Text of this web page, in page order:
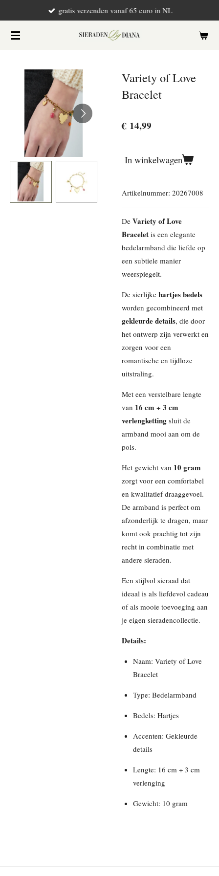
naar
gratis verzenden vanaf 65 euro in NL
Variety of Love
Bracelet
€ 14,99
In winkelwagen
Artikelnummer: 20267008
De Variety of Love
Bracelet is een elegante
bedelarmband die liefde op
een subtiele manier
weerspiegelt.
De sierlijke hartjes bedels
worden gecombineerd met
gekleurde details, die door
het ontwerp zijn verwerkt en
zorgen voor een
romantische en tijdloze
uitstraling.
Met een verstelbare lengte
van 16 cm + 3 cm
verlengketting sluit de
armband mooi aan om de
pols.
Het gewicht van 10 gram
zorgt voor een comfortabel
en kwalitatief draaggevoel.
De armband is perfect om
afzonderlijk te dragen, maar
komt ook prachtig tot zijn
recht in combinatie met
andere sieraden.
Een stijlvol sieraad dat
ideaal is als liefdevol cadeau
of als mooie toevoeging aan
je eigen sieradencollectie.
Details:
Naam: Variety of Love
Bracelet
Type: Bedelarmband
Bedels: Hartjes
Accenten: Gekleurde
details
Lengte: 16 cm + 3 cm
verlenging
Gewicht: 10 gram